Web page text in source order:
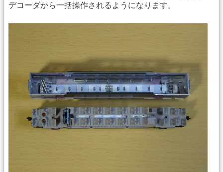
デコーダから一括操作されるようになります。